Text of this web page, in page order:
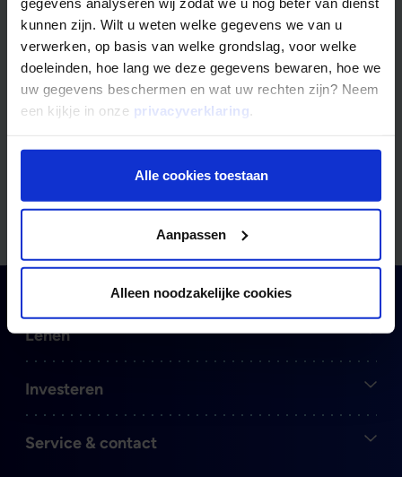
kunnen zijn. Wilt u weten welke gegevens we van u
verwerken, op basis van welke grondslag, voor welke
doeleinden, hoe lang we deze gegevens bewaren, hoe we
uw gegevens beschermen en wat uw rechten zijn? Neem
een kijkje in onze privacyverklaring
Alle cookies toestaan
Aanpassen
Alleen noodzakelijke cookies
bestand(en)
hierheen
of klik hier om te zoeken
Open
Lenen
Open
Investeren
Open
Service & contact